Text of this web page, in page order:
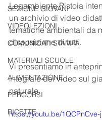
SEZIONE GIOVANI
VIDEOLEZIONI
COMUNICATI STAMPA
MATERIALI SCUOLE
ALIMENTAZIONE
PERCORSI
RICETTE
Legambiente Pistoia
un archivio di video
tematiche ambientali da
disposizione di tutti.
Vi presentiamo in
integrale dei video sul
naturale.
https://youtu.be/1QCPnCve-